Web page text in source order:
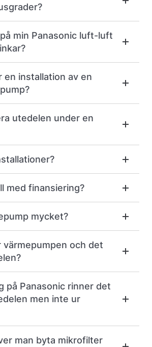
min Panasonic luft-luft
en installation av en
utedelen under en
med finansiering?
mycket?
och det
på Panasonic rinner det
men inte ur
man byta mikrofilter